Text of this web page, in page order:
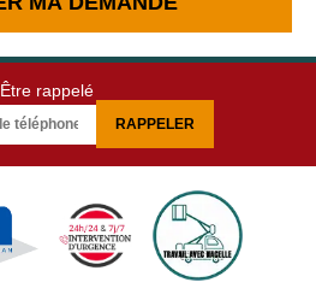
Être rappelé